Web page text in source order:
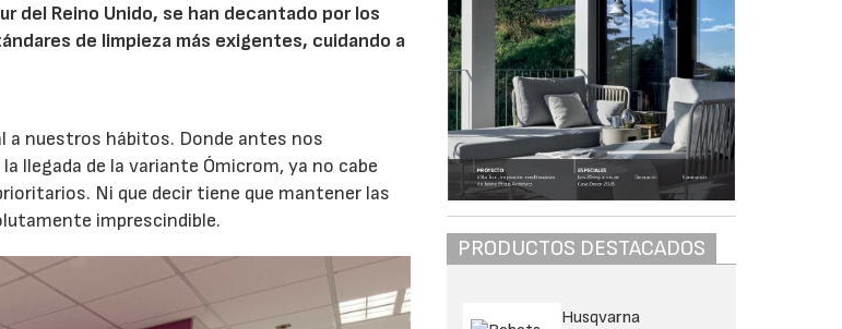
del Reino Unido, se han decantado por los
de limpieza más exigentes, cuidando a
a nuestros hábitos. Donde antes nos
llegada de la variante Ómicrom, ya no cabe
Ni que decir tiene que mantener las
imprescindible.
PRODUCTOS DESTACADOS
Husqvarna